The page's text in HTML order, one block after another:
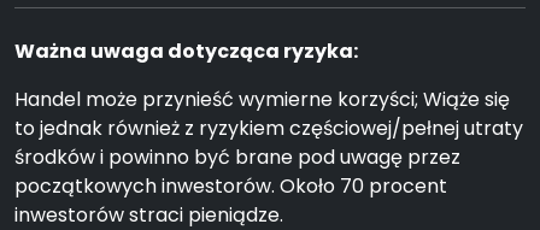
Ważna uwaga dotycząca ryzyka:
Handel może przynieść wymierne korzyści; Wiąże się
to jednak również z ryzykiem częściowej/pełnej utraty
środków i powinno być brane pod uwagę przez
początkowych inwestorów. Około 70 procent
inwestorów straci pieniądze.